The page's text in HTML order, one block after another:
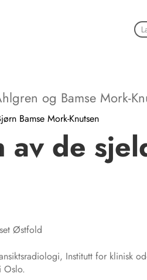
og Bamse Mork-
Bamse Mork-Knutsen
av de
Østfold
Institutt for klinisk
Oslo.